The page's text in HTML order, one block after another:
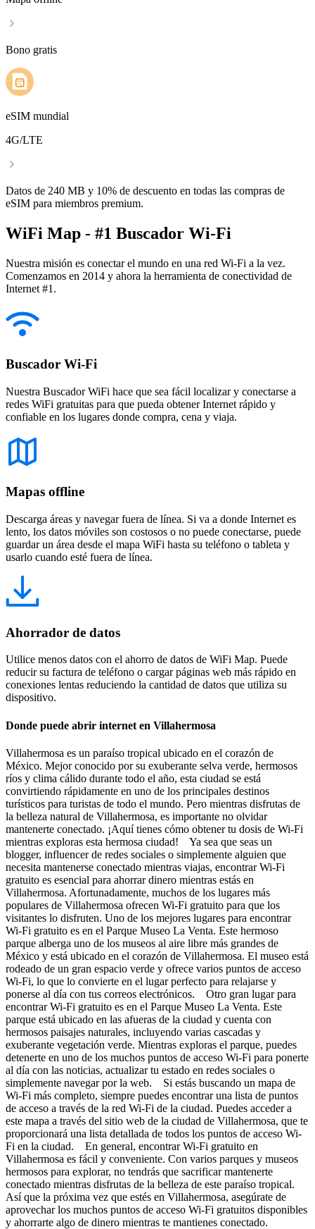
Bono gratis
eSIM mundial
4G/LTE
Datos de 240 MB y 10% de descuento en todas las compras de
eSIM para miembros premium.
WiFi Map - #1 Buscador Wi-Fi
Nuestra misión es conectar el mundo en una red Wi-Fi a la vez.
Comenzamos en 2014 y ahora la herramienta de conectividad de
Internet #1.
Buscador Wi-Fi
Nuestra Buscador WiFi hace que sea fácil localizar y conectarse a
redes WiFi gratuitas para que pueda obtener Internet rápido y
confiable en los lugares donde compra, cena y viaja.
Mapas offline
Descarga áreas y navegar fuera de línea. Si va a donde Internet es
lento, los datos móviles son costosos o no puede conectarse, puede
guardar un área desde el mapa WiFi hasta su teléfono o tableta y
usarlo cuando esté fuera de línea.
Ahorrador de datos
Utilice menos datos con el ahorro de datos de WiFi Map. Puede
reducir su factura de teléfono o cargar páginas web más rápido en
conexiones lentas reduciendo la cantidad de datos que utiliza su
dispositivo.
Donde puede abrir internet en Villahermosa
Villahermosa es un paraíso tropical ubicado en el corazón de
México. Mejor conocido por su exuberante selva verde, hermosos
ríos y clima cálido durante todo el año, esta ciudad se está
convirtiendo rápidamente en uno de los principales destinos
turísticos para turistas de todo el mundo. Pero mientras disfrutas de
la belleza natural de Villahermosa, es importante no olvidar
mantenerte conectado. ¡Aquí tienes cómo obtener tu dosis de Wi-Fi
mientras exploras esta hermosa ciudad! Ya sea que seas un
blogger, influencer de redes sociales o simplemente alguien que
necesita mantenerse conectado mientras viajas, encontrar Wi-Fi
gratuito es esencial para ahorrar dinero mientras estás en
Villahermosa. Afortunadamente, muchos de los lugares más
populares de Villahermosa ofrecen Wi-Fi gratuito para que los
visitantes lo disfruten. Uno de los mejores lugares para encontrar
Wi-Fi gratuito es en el Parque Museo La Venta. Este hermoso
parque alberga uno de los museos al aire libre más grandes de
México y está ubicado en el corazón de Villahermosa. El museo está
rodeado de un gran espacio verde y ofrece varios puntos de acceso
Wi-Fi, lo que lo convierte en el lugar perfecto para relajarse y
ponerse al día con tus correos electrónicos. Otro gran lugar para
encontrar Wi-Fi gratuito es en el Parque Museo La Venta. Este
parque está ubicado en las afueras de la ciudad y cuenta con
hermosos paisajes naturales, incluyendo varias cascadas y
exuberante vegetación verde. Mientras exploras el parque, puedes
detenerte en uno de los muchos puntos de acceso Wi-Fi para ponerte
al día con las noticias, actualizar tu estado en redes sociales o
simplemente navegar por la web. Si estás buscando un mapa de
Wi-Fi más completo, siempre puedes encontrar una lista de puntos
de acceso a través de la red Wi-Fi de la ciudad. Puedes acceder a
este mapa a través del sitio web de la ciudad de Villahermosa, que te
proporcionará una lista detallada de todos los puntos de acceso Wi-
Fi en la ciudad. En general, encontrar Wi-Fi gratuito en
Villahermosa es fácil y conveniente. Con varios parques y museos
hermosos para explorar, no tendrás que sacrificar mantenerte
conectado mientras disfrutas de la belleza de este paraíso tropical.
Así que la próxima vez que estés en Villahermosa, asegúrate de
aprovechar los muchos puntos de acceso Wi-Fi gratuitos disponibles
y ahorrarte algo de dinero mientras te mantienes conectado.